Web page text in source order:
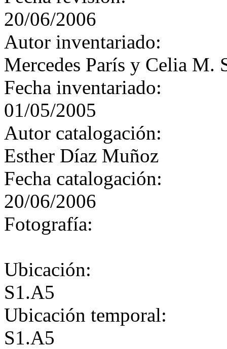
20/06/2006
Autor inventariado:
Mercedes París y Celia M.
Fecha inventariado:
01/05/2005
Autor catalogación:
Esther Díaz Muñoz
Fecha catalogación:
20/06/2006
Fotografía:
Ubicación:
S1.A5
Ubicación temporal:
S1.A5